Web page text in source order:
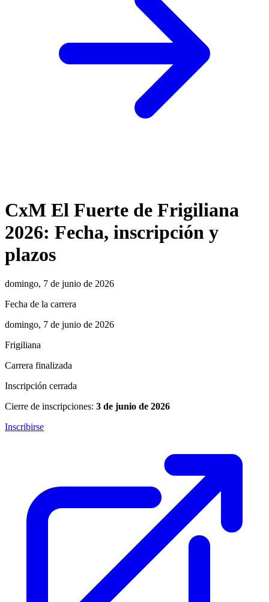
CxM El Fuerte de Frigiliana
2026: Fecha, inscripción y
plazos
domingo, 7 de junio de 2026
Fecha de la carrera
domingo, 7 de junio de 2026
Frigiliana
Carrera finalizada
Inscripción cerrada
Cierre de inscripciones: 3 de junio de 2026
Inscribirse